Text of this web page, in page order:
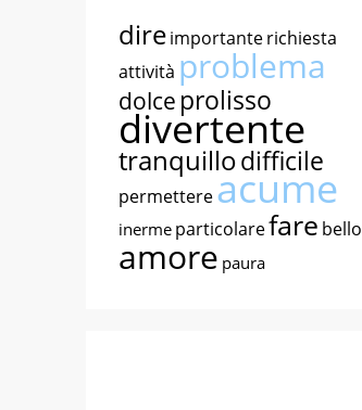
direimportanterichiesta
attività problema
dolce prolisso
divertente
tranquillodifficile
permettereacume
inerme particolarefare bello
amore paura